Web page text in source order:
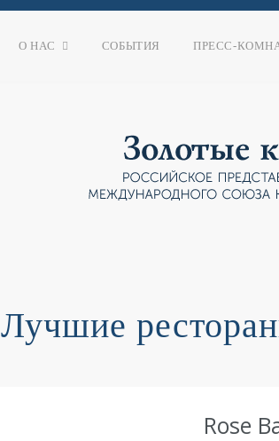
О НАС СОБЫТИЯ ПРЕСС-
Лучшие
Rose